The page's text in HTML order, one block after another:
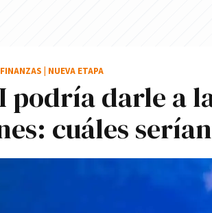
podría darle a
cuáles
FINANZAS NUEVA ETAPA